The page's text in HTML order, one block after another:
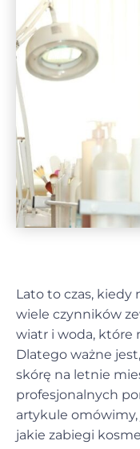
Lato to czas, kiedy
wiele czynników
wiatr i woda, które
Dlatego ważne
skórę na letnie
profesjonalnych
artykule
jakie zabiegi